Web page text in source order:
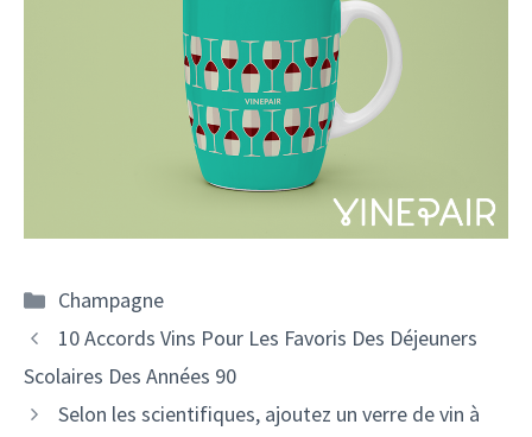
Catégories
Champagne
Navigation
des
10 Accords Vins Pour Les Favoris Des Déjeuners
Scolaires Des Années 90
Selon les scientifiques, ajoutez un verre de vin à